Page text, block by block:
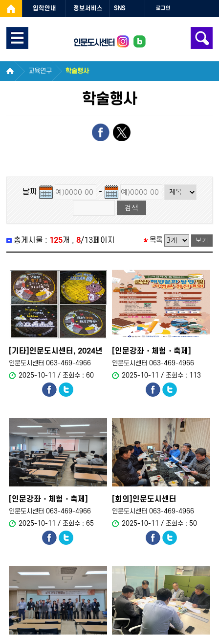
입학안내 정보서비스 SNS 로그인
인문도시센터
교육연구 학술행사
학술행사
날짜 ~
총게시물 : 125 개 ,8/13페이지 목록
[기타]인문도시센터, 2024년
RI..
인문도시센터 063-469-4966
2025-10-11 / 조회수 : 60
[인문강좌・체험・축제]
인문도시센터, ..
인문도시센터 063-469-4966
2025-10-11 / 조회수 : 113
[인문강좌・체험・축제]
인문도시센터, ..
인문도시센터 063-469-4966
2025-10-11 / 조회수 : 65
[회의]인문도시센터
운영위원회
인문도시센터 063-469-4966
2025-10-11 / 조회수 : 50